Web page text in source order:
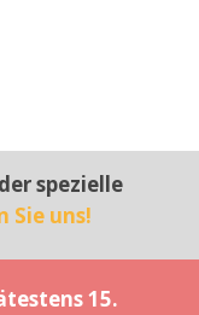
spezielle
Sie uns!
15.